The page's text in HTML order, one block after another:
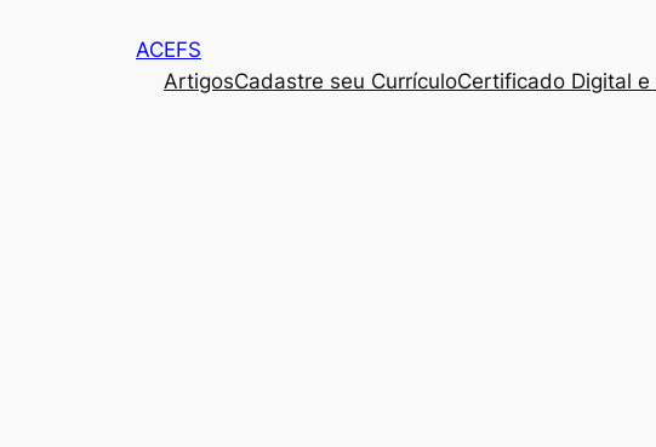
ACEFS
ArtigosCadastre seu CurrículoCertificado Digital e